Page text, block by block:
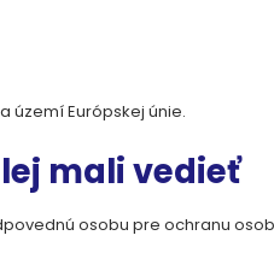
území Európskej únie.
mali vedieť
osobu pre ochranu